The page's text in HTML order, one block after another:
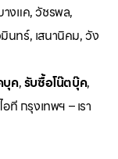
งแค, วัชรพล,
นทร์, เสนานิคม, วัง
บุค,รับซื้อโน๊ตบุ๊ค,
ที กรุงเทพฯ – เรา